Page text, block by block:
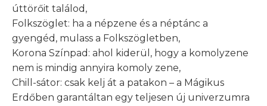
úttörőit találod,
Folkszöglet: ha a népzene és a néptánc a
gyengéd, mulass a Folkszögletben,
Korona Színpad: ahol kiderül, hogy a komolyzene
nem is mindig annyira komoly zene,
Chill-sátor: csak kelj át a patakon – a Mágikus
Erdőben garantáltan egy teljesen új univerzumra